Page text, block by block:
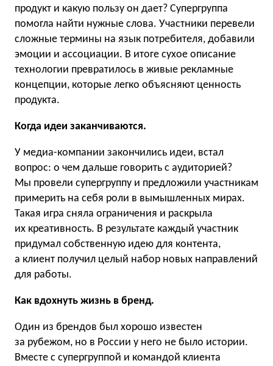
продукт и какую пользу он дает? Супергруппа
помогла найти нужные слова. Участники перевели
сложные термины на язык потребителя, добавили
эмоции и ассоциации. В итоге сухое описание
технологии превратилось в живые рекламные
концепции, которые легко объясняют ценность
продукта.
Когда идеи заканчиваются.
У медиа-компании закончились идеи, встал
вопрос: о чем дальше говорить с аудиторией?
Мы провели супергруппу и предложили участникам
примерить на себя роли в вымышленных мирах.
Такая игра сняла ограничения и раскрыла
их креативность. В результате каждый участник
придумал собственную идею для контента,
а клиент получил целый набор новых направлений
для работы.
Как вдохнуть жизнь в бренд.
Один из брендов был хорошо известен
за рубежом, но в России у него не было истории.
Вместе с супергруппой и командой клиента